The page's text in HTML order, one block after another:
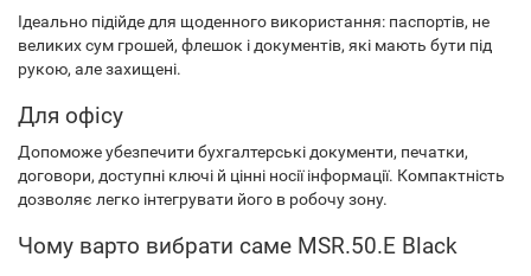
Ідеально підійде для щоденного використання: паспортів, не
великих сум грошей, флешок і документів, які мають бути під
рукою, але захищені.
Для офісу
Допоможе убезпечити бухгалтерські документи, печатки,
договори, доступні ключі й цінні носії інформації. Компактність
дозволяє легко інтегрувати його в робочу зону.
Чому варто вибрати саме MSR.50.E Black